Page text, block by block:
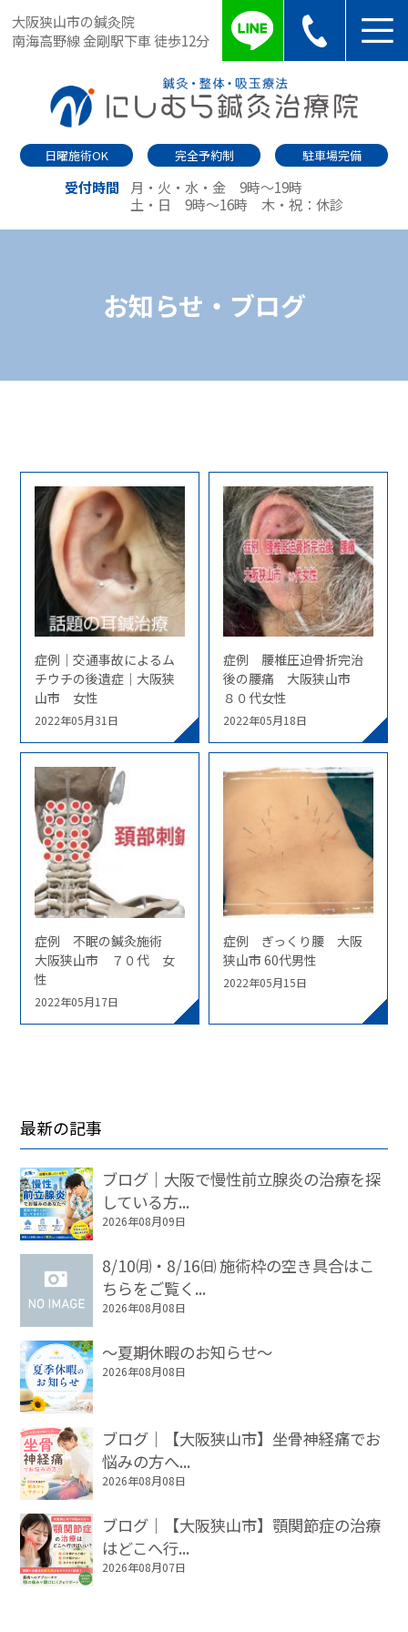
大阪狭山市の鍼灸院
南海高野線 金剛駅下車 徒歩12分
日曜施術OK 完全予約制 駐車場完備
受付時間
月・火・水・金 9時～19時
土・日 9時～16時木・祝：休診
お知らせ・ブログ
症例｜交通事故によるム
チウチの後遺症｜大阪狭
山市 女性
2022年05月31日
症例 腰椎圧迫骨折完治
後の腰痛 大阪狭山市
８０代女性
2022年05月18日
症例 不眠の鍼灸施術
大阪狭山市 ７０代 女
性
2022年05月17日
症例 ぎっくり腰 大阪
狭山市 60代男性
2022年05月15日
最新の記事
ブログ｜大阪で慢性前立腺炎の治療を探
している方...
2026年08月09日
8/10㈪・8/16㈰ 施術枠の空き具合はこ
ちらをご覧く...
2026年08月08日
～夏期休暇のお知らせ～
2026年08月08日
ブログ｜【大阪狭山市】坐骨神経痛でお
悩みの方へ...
2026年08月08日
ブログ｜【大阪狭山市】顎関節症の治療
はどこへ行...
2026年08月07日